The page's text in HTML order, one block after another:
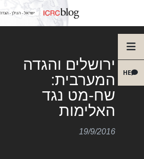
HE
ירושלים והגדה
המערבית:
שח-מט נגד
האלימות
19/9/2016